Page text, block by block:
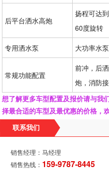
后平台洒水高炮
扬程可达
60度旋转
专用洒水泵 大功率水
常规功能配置
前冲，后
炮，消防
想了解更多车型配置及报价请与我
择最合适的车型及最优惠的价格，
联系我们
销售经理：马经理
销售热线： 159-9787-8445